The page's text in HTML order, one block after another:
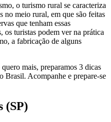
o turismo rural se caracteriza
no meio rural, em que são feitas
que tenham essas
os turistas podem ver na prática
a fabricação de alguns
mais, preparamos 3 dicas
Brasil. Acompanhe e prepare-se
(SP)